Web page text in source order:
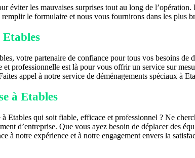
éviter les mauvaises surprises tout au long de
le formulaire et nous vous fournirons dans les plus
Etables
votre partenaire de confiance pour tous vos besoins
professionnelle est là pour vous offrir un service sur
appel à notre service de déménagements spéciaux à
à Etables
à Etables qui soit fiable, efficace et professionnel ? Ne
d’entreprise. Que vous ayez besoin de déplacer des
à notre expérience et à notre engagement envers la